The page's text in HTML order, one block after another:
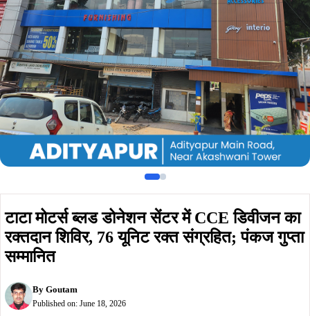
रक्तदान शिविर, 76 यूनिट रक्त संग्रहित; पंकज गुप्ता
सम्मानित
ByGoutam
Published on: June 18, 2026
Summarize : With ChatGPT